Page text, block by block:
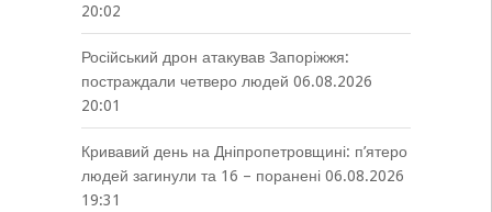
20:02
Російський дрон атакував Запоріжжя:
постраждали четверо людей 06.08.2026
20:01
Кривавий день на Дніпропетровщині: п’ятеро
людей загинули та 16 – поранені 06.08.2026
19:31